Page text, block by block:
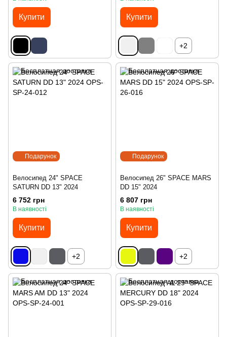
Купити Купити
+2
Подарунок
Велосипед 24" SPACE
SATURN DD 13" 2024
6 752 грн
В наявності
Купити
+2
Подарунок
Велосипед 26" SPACE MARS
DD 15" 2024
6 807 грн
В наявності
Купити
+2